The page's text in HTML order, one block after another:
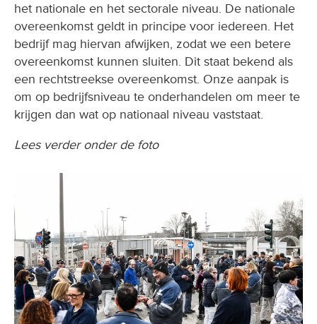
het nationale en het sectorale niveau. De nationale
overeenkomst geldt in principe voor iedereen. Het
bedrijf mag hiervan afwijken, zodat we een betere
overeenkomst kunnen sluiten. Dit staat bekend als
een rechtstreekse overeenkomst. Onze aanpak is
om op bedrijfsniveau te onderhandelen om meer te
krijgen dan wat op nationaal niveau vaststaat.
Lees verder onder de foto